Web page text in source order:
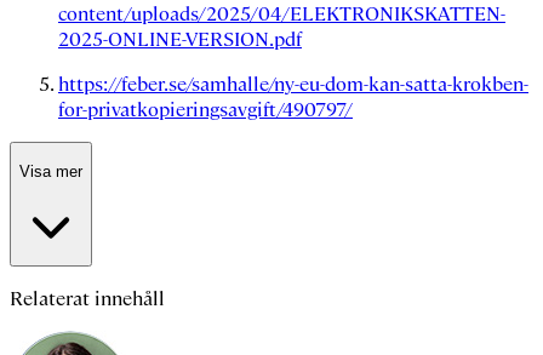
content/uploads/2025/04/ELEKTRONIKSKATTEN-
2025-ONLINE-VERSION.pdf
https://feber.se/samhalle/ny-eu-dom-kan-satta-krokben-
for-privatkopieringsavgift/490797/
Visa mer
Relaterat innehåll